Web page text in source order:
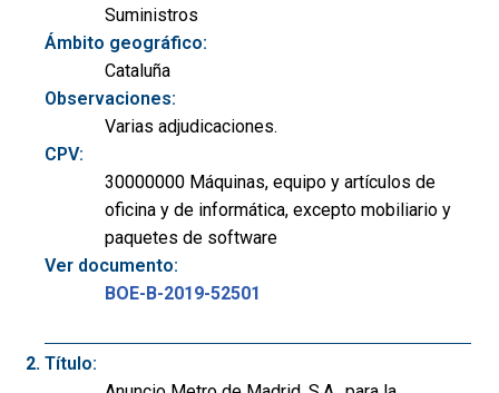
Suministros
Ámbito geográfico:
Cataluña
Observaciones:
Varias adjudicaciones.
CPV:
30000000 Máquinas, equipo y artículos de
oficina y de informática, excepto mobiliario y
paquetes de software
Ver documento:
BOE-B-2019-52501
Título: